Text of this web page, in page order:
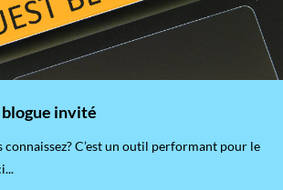
blogue invité
connaissez? C’est un outil performant pour le